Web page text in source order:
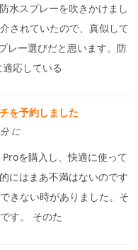
水スプレーを吹きかけまし
されていたので、真似して
レー選びだと思います。防
応している
を予約しました
に
を購入し、快適に使って
にはまあ不満はないのです
きない時がありました。そ
す。 そのた